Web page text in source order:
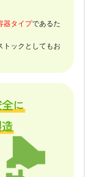
器タイプであるた
トックとしてもお